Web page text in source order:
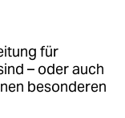
für
– oder auch
besonderen